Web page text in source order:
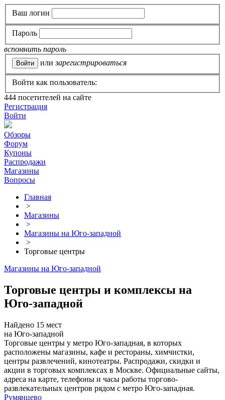
Ваш логин
Пароль
вспомнить пароль
или зарегистрироваться
Войти как пользователь:
444 посетителей на сайте
Регистрация
Войти
Обзоры
Форум
Купоны
Распродажи
Магазины
Вопросы
Главная
>
Магазины
>
Магазины на Юго-западной
>
Торговые центры
Магазины на Юго-западной
Торговые центры и комплексы на
Юго-западной
Найдено 15 мест
на Юго-западной
Торговые центры у метро Юго-западная, в которых
расположены магазины, кафе и рестораны, химчистки,
центры развлечений, кинотеатры. Распродажи, скидки и
акции в торговых комплексах в Москве. Официальные сайты,
адреса на карте, телефоны и часы работы торгово-
развлекательных центров рядом с метро Юго-западная.
Румянцево